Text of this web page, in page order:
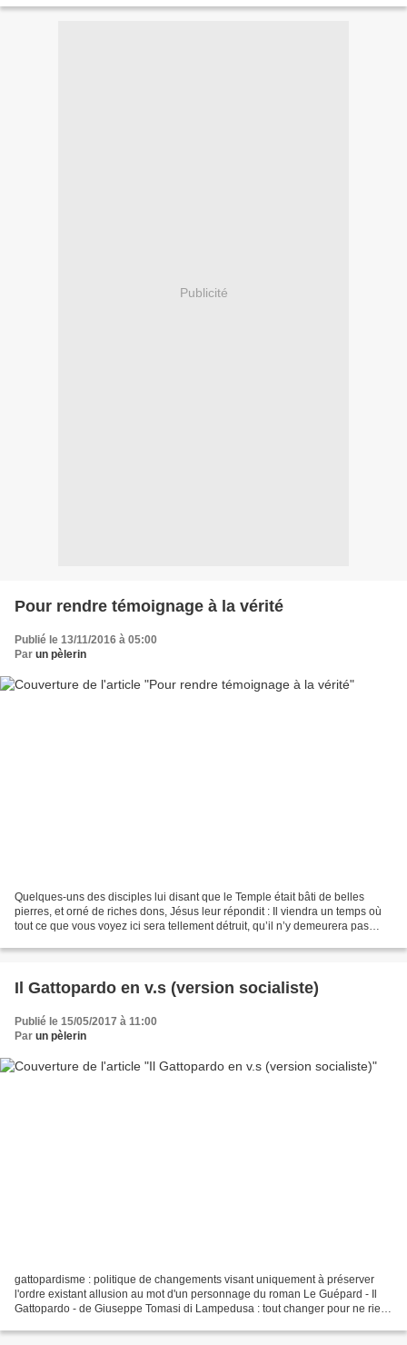
Publicité
Pour rendre témoignage à la vérité
Publié le 13/11/2016 à 05:00
Par un pèlerin
Quelques-uns des disciples lui disant que le Temple était bâti de belles
pierres, et orné de riches dons, Jésus leur répondit : Il viendra un temps où
tout ce que vous voyez ici sera tellement détruit, qu’il n’y demeurera pas
Il Gattopardo en v.s (version socialiste)
Publié le 15/05/2017 à 11:00
Par un pèlerin
gattopardisme : politique de changements visant uniquement à préserver
l'ordre existant allusion au mot d'un personnage du roman Le Guépard - Il
Gattopardo - de Giuseppe Tomasi di Lampedusa : tout changer pour ne rien